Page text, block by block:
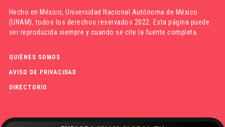
Hecho en México,Universidad Nacional Autónoma de México
(UNAM), todos los derechos reservados 2022. Esta página puede
ser reproducida siempre y cuando se cite la fuente completa.
QUIÉNES SOMOS
AVISO DE PRIVACIDAD
DIRECTORIO